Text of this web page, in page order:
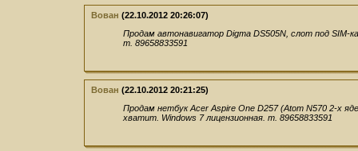
Вован (22.10.2012 20:26:07)
Продам автонавигатор Digma DS505N, слот под
т. 89658833591
Вован (22.10.2012 20:21:25)
Продам нетбук Acer Aspire One D257 (Atom N570 2-x
хватит. Windows 7 лицензионная. т. 89658833591